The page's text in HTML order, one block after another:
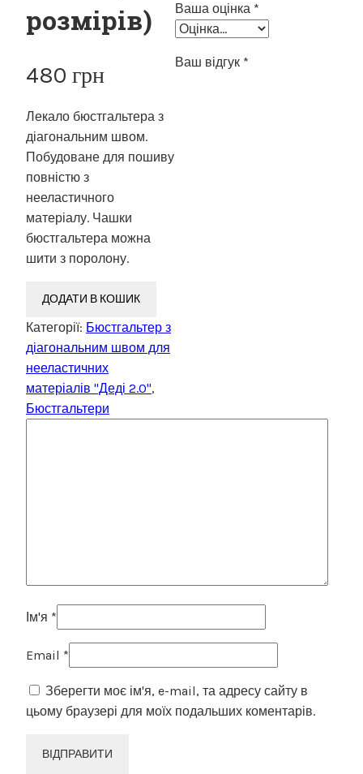
розмірів)
480 грн
Лекало бюстгальтера з
діагональним швом.
Побудоване для пошиву
повністю з
нееластичного
матеріалу. Чашки
бюстгальтера можна
шити з поролону.
ДОДАТИ В КОШИК
Категорії: Бюстгальтер з
діагональним швом для
нееластичних
матеріалів "Деді 2.0",
Бюстгальтери
Ваша оцінка *
Ваш відгук *
Ім'я *
Email *
Зберегти моє ім'я, e-mail, та адресу сайту в
цьому браузері для моїх подальших коментарів.